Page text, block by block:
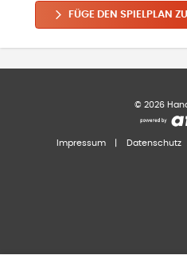
FÜGE DEN SPIELPLAN
© 2026
Impressum Datenschutz